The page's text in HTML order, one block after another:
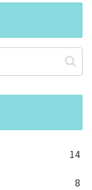
14
8